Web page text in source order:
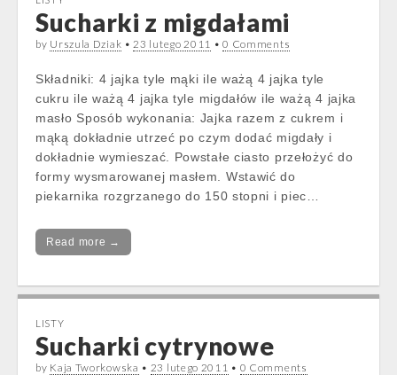
Sucharki z migdałami
by Urszula Dziak •23 lutego 2011 •0 Comments
Składniki: 4 jajka tyle mąki ile ważą 4 jajka tyle
cukru ile ważą 4 jajka tyle migdałów ile ważą 4 jajka
masło Sposób wykonania: Jajka razem z cukrem i
mąką dokładnie utrzeć po czym dodać migdały i
dokładnie wymieszać. Powstałe ciasto przełożyć do
formy wysmarowanej masłem. Wstawić do
piekarnika rozgrzanego do 150 stopni i piec…
Read more →
LISTY
Sucharki cytrynowe
by Kaja Tworkowska • 23 lutego 2011 • 0 Comments